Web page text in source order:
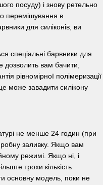
посуду) і знову ретельно
перемішування в
для силіконів, ви
спеціальні барвники для
дозволить вам бачити,
рівномірної полімеризації
може завадити силікону
не менше 24 годин (при
заливку. Якщо вам
режимі. Якщо ні, і
трохи кількість
основну модель, поки не